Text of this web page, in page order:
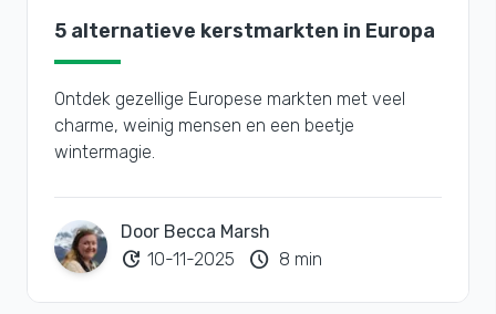
5 alternatieve kerstmarkten in Europa
Ontdek gezellige Europese markten met veel
charme, weinig mensen en een beetje
wintermagie.
Door Becca Marsh
update 10-11-2025 schedule 8 min